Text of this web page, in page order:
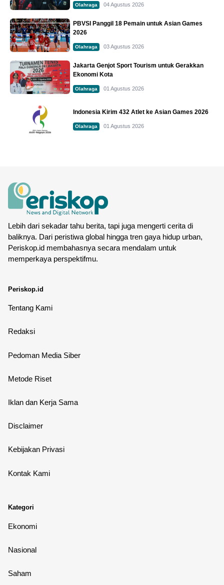
Olahraga 04 Agustus 2026
PBVSI Panggil 18 Pemain untuk Asian Games
2026
Olahraga 03 Agustus 2026
Jakarta Genjot Sport Tourism untuk Gerakkan
Ekonomi Kota
Olahraga 01 Agustus 2026
Indonesia Kirim 432 Atlet ke Asian Games 2026
Olahraga 01 Agustus 2026
Lebih dari sekadar tahu berita, tapi juga mengerti cerita di
baliknya. Dari peristiwa global hingga tren gaya hidup urban,
Periskop.id membahasnya secara mendalam untuk
memperkaya perspektifmu.
Periskop.id
Tentang Kami
Redaksi
Pedoman Media Siber
Metode Riset
Iklan dan Kerja Sama
Disclaimer
Kebijakan Privasi
Kontak Kami
Kategori
Ekonomi
Nasional
Saham